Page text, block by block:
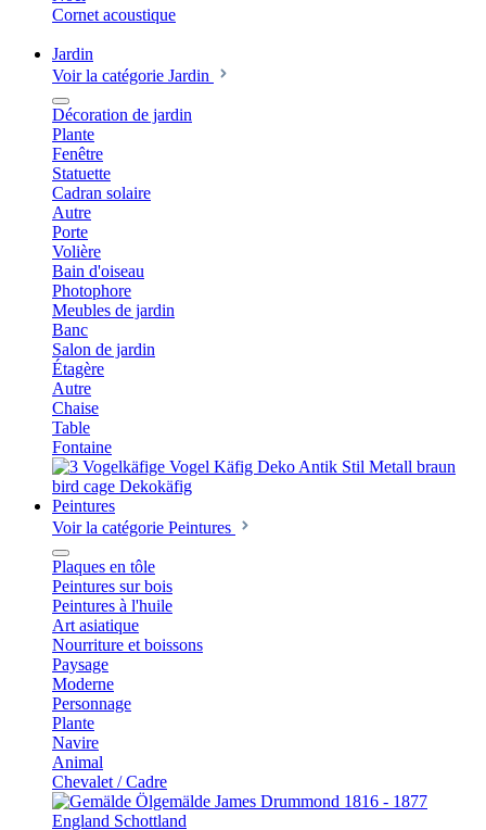
Cornet acoustique
Jardin
Voir la catégorie Jardin
Décoration de jardin
Plante
Fenêtre
Statuette
Cadran solaire
Autre
Porte
Volière
Bain d'oiseau
Photophore
Meubles de jardin
Banc
Salon de jardin
Étagère
Autre
Chaise
Table
Fontaine
Peintures
Voir la catégorie Peintures
Plaques en tôle
Peintures sur bois
Peintures à l'huile
Art asiatique
Nourriture et boissons
Paysage
Moderne
Personnage
Plante
Navire
Animal
Chevalet / Cadre